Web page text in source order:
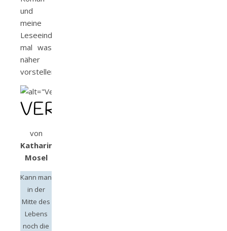
und
meine
Leseeindrücke
mal was
näher
vorstellen.
von
Katharina
Mosel
Kann man
in der
Mitte des
Lebens
noch die